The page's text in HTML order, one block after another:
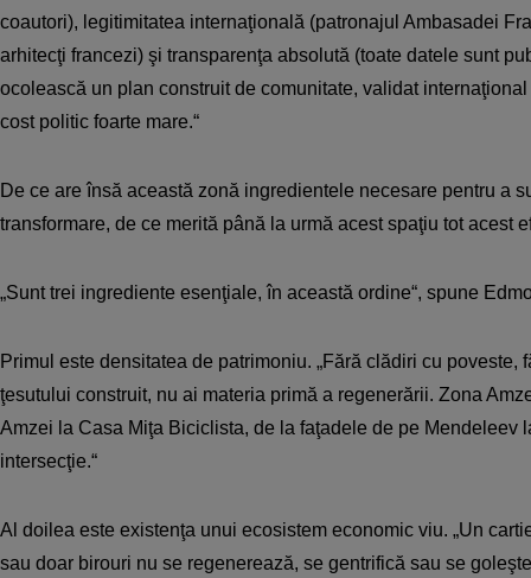
coautori), legitimitatea internaţională (patronajul Ambasadei
arhitecţi francezi) şi transparenţa absolută (toate datele sunt
ocolească un plan construit de comunitate, validat
cost politic foarte mare.“
De ce are însă această zonă ingredientele necesare pentru a
transformare, de ce merită până la urmă acest spaţiu tot acest
„Sunt trei ingrediente esenţiale, în această ordine“, spune
Primul este densitatea de patrimoniu. „Fără clădiri cu poveste,
ţesutului construit, nu ai materia primă a regenerării. Zona
Amzei la Casa Miţa Biciclista, de la faţadele de pe Mendeleev
intersecţie.“
Al doilea este existenţa unui ecosistem economic viu. „Un
sau doar birouri nu se regenerează, se gentrifică sau se